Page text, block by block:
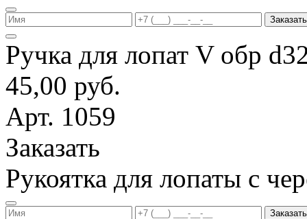
Заказать
Ручка для лопат V обр
45,00 руб.
Арт. 1059
Заказать
Рукоятка для лопаты с
Заказать